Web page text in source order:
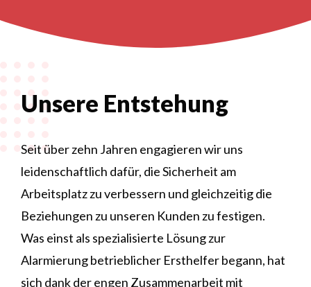
Unsere Entstehung
Seit über zehn Jahren engagieren wir uns
leidenschaftlich dafür, die Sicherheit am
Arbeitsplatz zu verbessern und gleichzeitig die
Beziehungen zu unseren Kunden zu festigen.
Was einst als spezialisierte Lösung zur
Alarmierung betrieblicher Ersthelfer begann, hat
sich dank der engen Zusammenarbeit mit